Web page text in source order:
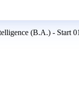
(B.A.) - Start